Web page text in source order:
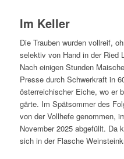
Im Keller
Die Trauben wurden vollreif,
selektiv von Hand in der Ried
Nach einigen Stunden
Presse durch Schwerkraft in
österreichischer Eiche, wo er
gärte. Im Spätsommer des
von der Vollhefe genommen,
November 2025 abgefüllt. Da
sich in der Flasche